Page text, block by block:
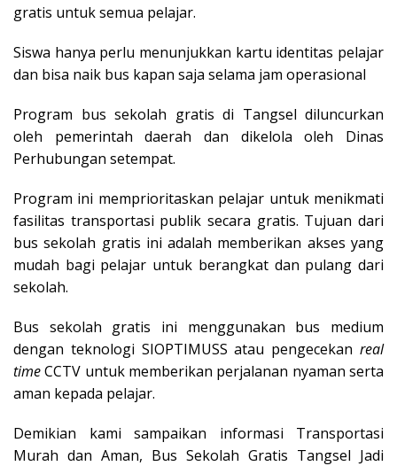
gratis untuk semua pelajar.
Siswa hanya perlu menunjukkan kartu identitas pelajar
dan bisa naik bus kapan saja selama jam operasional
Program bus sekolah gratis di Tangsel diluncurkan
oleh pemerintah daerah dan dikelola oleh Dinas
Perhubungan setempat.
Program ini memprioritaskan pelajar untuk menikmati
fasilitas transportasi publik secara gratis. Tujuan dari
bus sekolah gratis ini adalah memberikan akses yang
mudah bagi pelajar untuk berangkat dan pulang dari
sekolah.
Bus sekolah gratis ini menggunakan bus medium
dengan teknologi SIOPTIMUSS atau pengecekan real
timeCCTV untuk memberikan perjalanan nyaman serta
aman kepada pelajar.
Demikian kami sampaikan informasi Transportasi
Murah dan Aman, Bus Sekolah Gratis Tangsel Jadi